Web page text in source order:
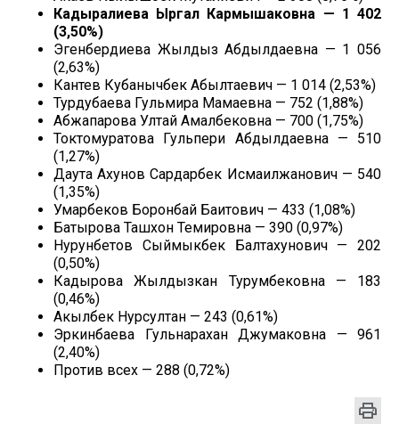
Кадыралиева Ыргал Кармышаковна — 1 402
(3,50%)
Эгенбердиева Жылдыз Абдылдаевна — 1 056
(2,63%)
Кантев Кубанычбек Абылтаевич — 1 014 (2,53%)
Турдубаева Гульмира Мамаевна — 752 (1,88%)
Абжапарова Ултай Амалбековна — 700 (1,75%)
Токтомуратова Гульпери Абдылдаевна — 510
(1,27%)
Даута Ахунов Сардарбек Исмаилжанович — 540
(1,35%)
Умарбеков Боронбай Баитович — 433 (1,08%)
Батыpова Ташхон Темировна — 390 (0,97%)
Нурунбетов Сыймыкбек Балтахунович — 202
(0,50%)
Кадырова Жылдызкан Турумбековна — 183
(0,46%)
Акылбек Нурсултан — 243 (0,61%)
Эркинбаева Гульнарахан Джумаковна — 961
(2,40%)
Против всех — 288 (0,72%)